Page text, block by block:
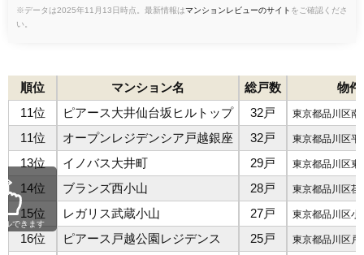
※データは2025年11月13日時点。最新情報はマンションレビューのサイト をご確認くださ
い。
順位 マンション名 総戸数
物件
11位
ピアース大井仙台坂ヒルトップ 32戸 東京都品川区南
11位 オープンレジデンシア戸越銀座 32戸 東京都品川区平
13位 イノバス大井町 29戸 東京都品川区東
14位 ブランズ西小山 28戸 東京都品川区荏
15位 レガリス武蔵小山 27戸 東京都品川区小
16位 ピアース戸越公園レジデンス 25戸 東京都品川区戸
ルできます